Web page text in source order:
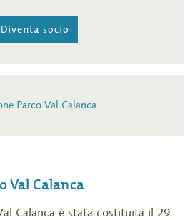
Diventa socio
Parco Val Calanca
Val Calanca
Calanca è stata costituita il 29